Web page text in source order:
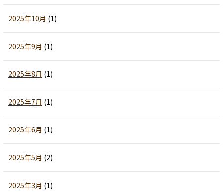
2025年10月 (1)
2025年9月 (1)
2025年8月 (1)
2025年7月 (1)
2025年6月 (1)
2025年5月 (2)
2025年3月 (1)